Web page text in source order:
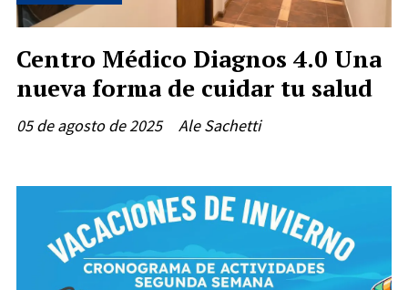
Centro Médico Diagnos 4.0 Una
nueva forma de cuidar tu salud
Ale Sachetti
05 de agosto de 2025